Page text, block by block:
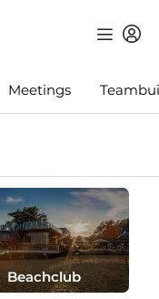
Meetings
Beachclub